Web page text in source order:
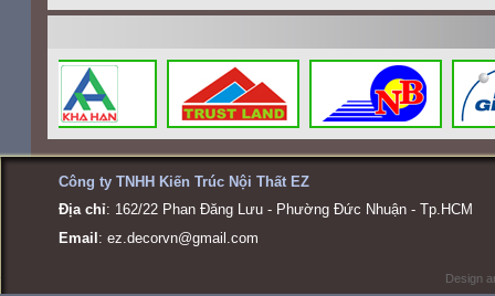
Công ty TNHH Kiến Trúc Nội Thất EZ
Địa chỉ: 162/22 Phan Đăng Lưu - Phường Đức Nhuận - Tp.HCM
Email : ez.decorvn@gmail.com
Design